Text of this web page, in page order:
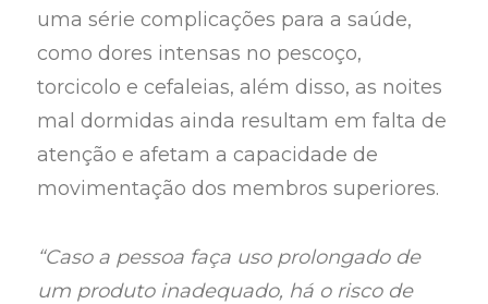
uma série complicações para a saúde,
como dores intensas no pescoço,
torcicolo e cefaleias, além disso, as noites
mal dormidas ainda resultam em falta de
atenção e afetam a capacidade de
movimentação dos membros superiores.
“Caso a pessoa faça uso prolongado de
um produto inadequado, há o risco de